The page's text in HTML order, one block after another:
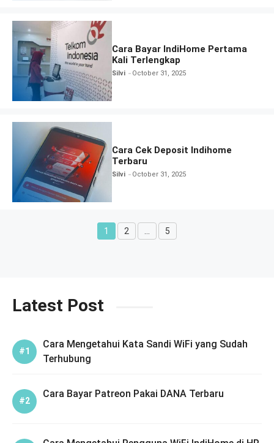
Cara Bayar IndiHome Pertama
Kali Terlengkap
Silvi October 31, 2025
Cara Cek Deposit Indihome
Terbaru
Silvi October 31, 2025
Page
1 Page
2 5
Latest Post
Cara Mengetahui Kata Sandi WiFi yang Sudah
Terhubung
Cara Bayar Patreon Pakai DANA Terbaru